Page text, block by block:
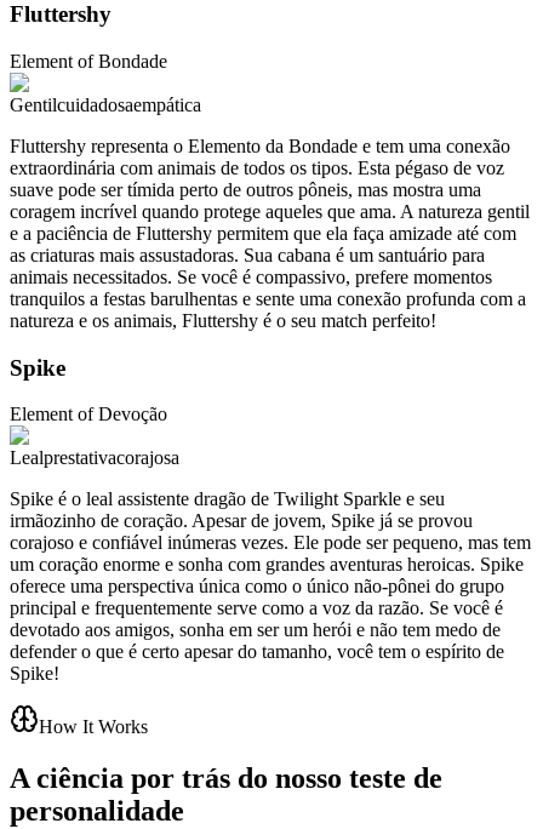
Fluttershy
Element ofBondade
Gentilcuidadosaempática
Fluttershy representa o Elemento da Bondade e tem uma conexão
extraordinária com animais de todos os tipos. Esta pégaso de voz
suave pode ser tímida perto de outros pôneis, mas mostra uma
coragem incrível quando protege aqueles que ama. A natureza gentil
e a paciência de Fluttershy permitem que ela faça amizade até com
as criaturas mais assustadoras. Sua cabana é um santuário para
animais necessitados. Se você é compassivo, prefere momentos
tranquilos a festas barulhentas e sente uma conexão profunda com a
natureza e os animais, Fluttershy é o seu match perfeito!
Spike
Element ofDevoção
Lealprestativacorajosa
Spike é o leal assistente dragão de Twilight Sparkle e seu
irmãozinho de coração. Apesar de jovem, Spike já se provou
corajoso e confiável inúmeras vezes. Ele pode ser pequeno, mas tem
um coração enorme e sonha com grandes aventuras heroicas. Spike
oferece uma perspectiva única como o único não-pônei do grupo
principal e frequentemente serve como a voz da razão. Se você é
devotado aos amigos, sonha em ser um herói e não tem medo de
defender o que é certo apesar do tamanho, você tem o espírito de
Spike!
How It Works
A ciência por trás do nosso teste de
personalidade